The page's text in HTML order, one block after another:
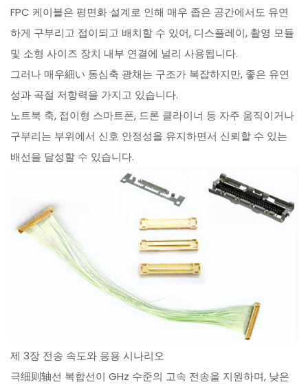
FPC 케이블은 평면화 설계로 인해 매우 좁은 공간에서도 유연
하게 구부리고 접이되고 배치할 수 있어, 디스플레이, 촬영 모듈
및 소형 사이즈 장치 내부 연결에 널리 사용됩니다.
그러나 매우細い 동심축 광채는 구조가 복잡하지만, 좋은 유연
성과 곡절 저항력을 가지고 있습니다.
노트북 축, 접이형 스마트폰, 드론 클라이너 등 자주 움직이거나
구부리는 부위에서 신호 안정성을 유지하면서 신뢰할 수 있는
배선을 달성할 수 있습니다.
제 3장 전송 속도와 응용 시나리오
극细则轴선 복합선이 GHz 수준의 고속 전송을 지원하며, 낮은